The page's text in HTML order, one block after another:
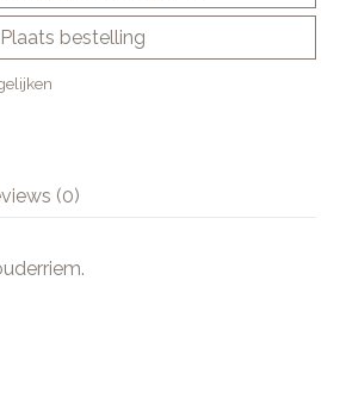
Plaats bestelling
(0)